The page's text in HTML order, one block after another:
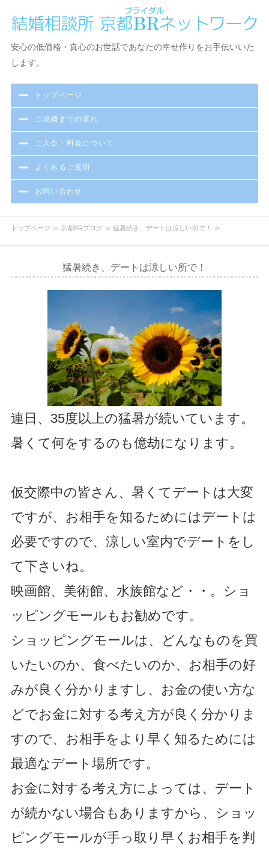
京都で結婚相談・お見合い・出会いなら京都BR（ブライダル）ネ
安心の低価格・真心のお世話であなたの幸せ作りをお手伝いいた
します。
トップページ
ご成婚までの流れ
ご入会・料金について
よくあるご質問
お問い合わせ
トップページ ≫ 京都BRブログ≫ 猛暑続き、デートは涼しい所で！ ≫
猛暑続き、デートは涼しい所で！
連日、35度以上の猛暑が続いています。
暑くて何をするのも億劫になります。
仮交際中の皆さん、暑くてデートは大変
ですが、お相手を知るためにはデートは
必要ですので、涼しい室内でデートをし
て下さいね。
映画館、美術館、水族館など・・。ショ
ッピングモールもお勧めです。
ショッピングモールは、どんなものを買
いたいのか、食べたいのか、お相手の好
みが良く分かりますし、お金の使い方な
どでお金に対する考え方が良く分かりま
すので、お相手をより早く知るためには
最適なデート場所です。
お金に対する考え方によっては、デート
が続かない場合もありますから、ショッ
ピングモールが手っ取り早くお相手を判